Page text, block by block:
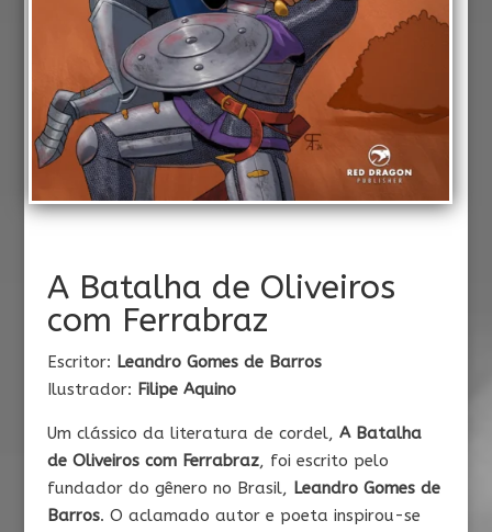
A Batalha de Oliveiros
com Ferrabraz
Escritor: Leandro Gomes de Barros
Ilustrador: Filipe Aquino
Um clássico da literatura de cordel, A Batalha
de Oliveiros com Ferrabraz, foi escrito pelo
fundador do gênero no Brasil, Leandro Gomes de
Barros. O aclamado autor e poeta inspirou-se